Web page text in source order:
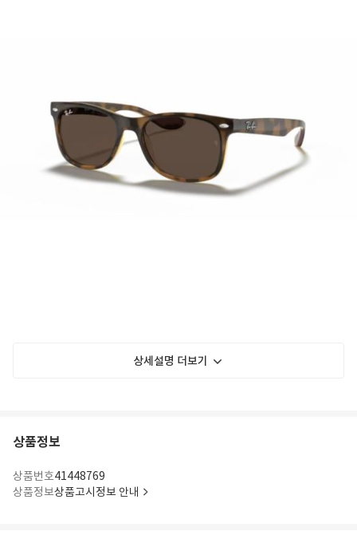
상세설명 더보기
상품정보
상품번호41448769
상품정보상품고시정보 안내